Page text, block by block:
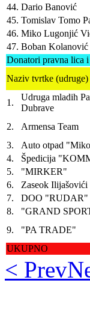
44. Dario Banović
45. Tomislav Tomo
46. Miko Lugonjić
47. Boban Kolanović
Donatori pravna lica
Naziv tvrtke (udruge)
1.
Udruga mladih
Dubrave
2.
Armensa Team
3. Auto otpad
4.
Špedicija
5.
"MIRKER"
6.
Zaseok Ilijašovići
7.
DOO "RUDAR"
8.
"GRAND
9.
"PA TRADE"
UKUPNO
< Prev